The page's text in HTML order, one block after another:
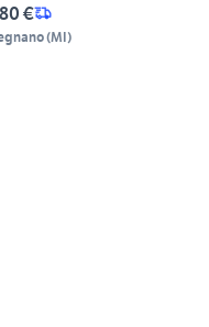
€
(MI)